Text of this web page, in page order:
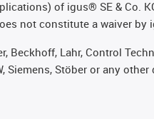
of igus® SE & Co.
not constitute a waiver by
Lahr, Control
Siemens, Stöber or any